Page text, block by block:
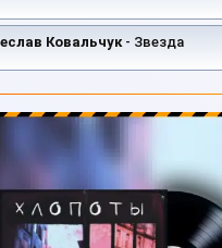
Ковальчук - Звезда